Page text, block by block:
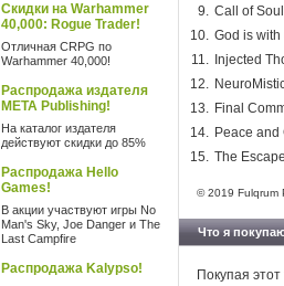
Скидки на Warhammer
40,000: Rogue Trader!
Отличная CRPG по
Warhammer 40,000!
Распродажа издателя
META Publishing!
На каталог издателя
действуют скидки до 85%
Распродажа Hello
Games!
В акции участвуют игры No
Man's Sky, Joe Danger и The
Last Campfire
Распродажа Kalypso!
Call of
God is with
Injected
Final
Peace and
The Escape
© 2019 Fulqrum
Что я
Покупая